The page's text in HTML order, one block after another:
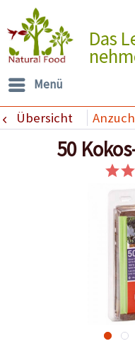
Das
Menü
Übersicht
50